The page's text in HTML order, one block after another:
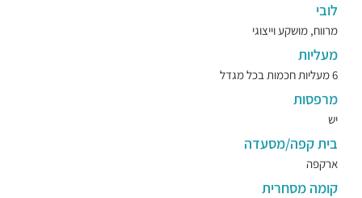
לובי
מרווח, מושקע וייצוגי
מעליות
6 מעליות חכמות בכל מגדל
מרפסות
יש
בית קפה/מסעדה
ארקפה
קומה מסחרית